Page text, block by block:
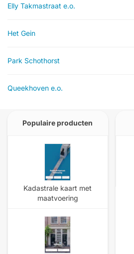
Elly Takmastraat e.o.
Het Gein
Park Schothorst
Queekhoven e.o.
Populaire producten
Kadastrale kaart met
maatvoering